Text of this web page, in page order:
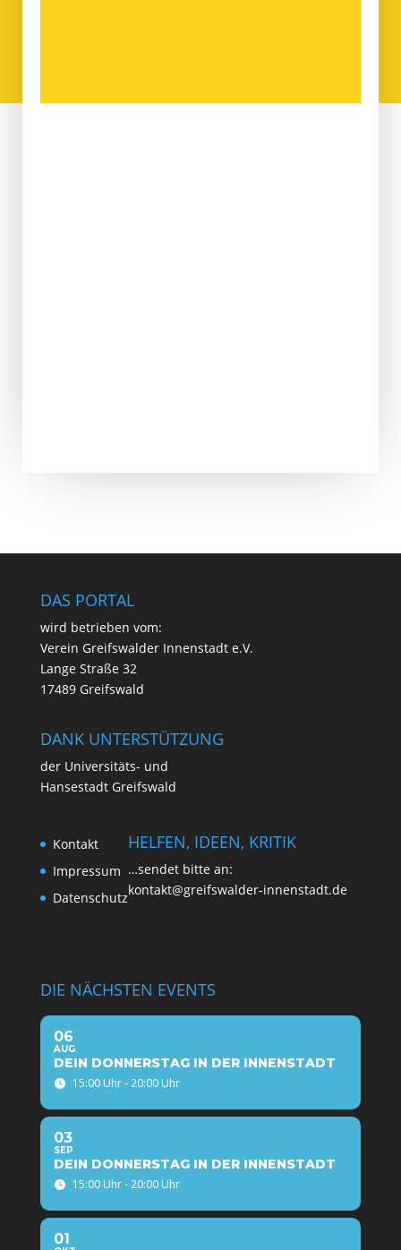
DAS PORTAL
wird betrie­ben vom:
Ver­ein Greifs­wal­der Innen­stadt e.V.
Lan­ge Stra­ße 32
17489 Greifswald
DANK UNTERSTÜTZUNG
der Uni­ver­si­täts- und
Han­se­stadt Greifswald
Kon­takt
Impres­sum
Daten­schutz
HELFEN, IDEEN, KRITIK
…sen­det bit­te an:
kontakt@greifswalder-innenstadt.de
DIE NÄCHSTEN EVENTS
06
AUG
DEIN DONNERSTAG IN DER INNENSTADT
15:00 Uhr - 20:00 Uhr
03
SEP
DEIN DONNERSTAG IN DER INNENSTADT
15:00 Uhr - 20:00 Uhr
01